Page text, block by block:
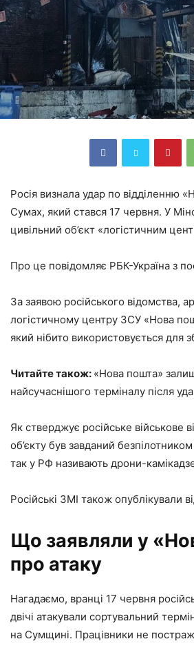
Росія визнала удар по відділенню
Сумах, який стався 17 червня. У
цивільний об’єкт «логістичним
Про це повідомляє РБК-Україна з
За заявою російського відомства,
логістичному центру ЗСУ «Нова
який нібито використовується для
Читайте також: «Нова пошта»
найсучаснішого терміналу після
Як стверджує російське військове
об’єкту був завданий
так у РФ називають дрони-
Російські ЗМІ також опублікували
Що заявляли у
про атаку
Нагадаємо, вранці 17 червня
двічі атакували сортувальний
на Сумщині. Працівники не